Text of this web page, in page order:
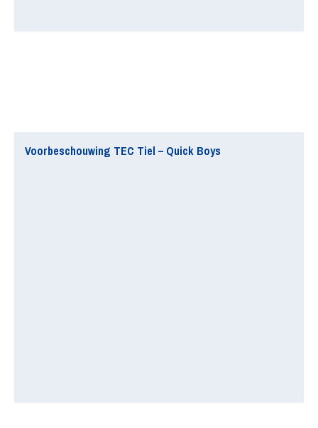
Voorbeschouwing TEC Tiel – Quick Boys